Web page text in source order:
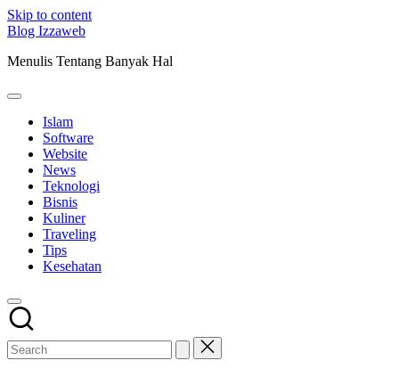
Skip to content
Blog Izzaweb
Menulis Tentang Banyak Hal
Islam
Software
Website
News
Teknologi
Bisnis
Kuliner
Traveling
Tips
Kesehatan